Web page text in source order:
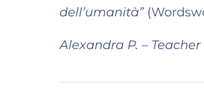
dell’umanità”
Alexandra P. – Teacher